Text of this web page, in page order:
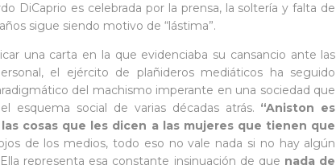
DiCaprio es celebrada por la prensa, la soltería y falta de
sigue siendo motivo de “lástima”.
una carta en la que evidenciaba su cansancio ante las
el ejército de plañideros mediáticos ha seguido
del machismo imperante en una sociedad que
esquema social de varias décadas atrás. “Aniston es
cosas que les dicen a las mujeres que tienen que
de los medios, todo eso no vale nada si no hay algún
representa esa constante insinuación de que nada de